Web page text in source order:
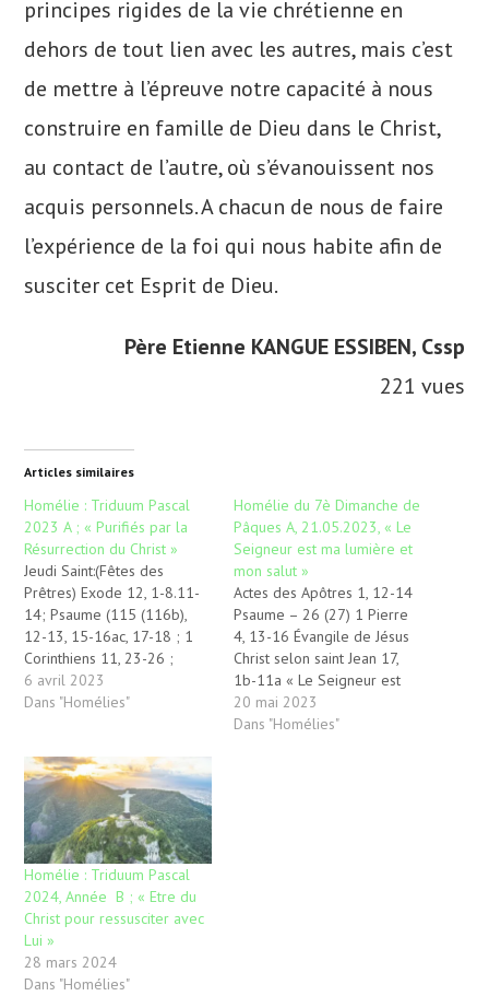
principes rigides de la vie chrétienne en
dehors de tout lien avec les autres, mais c’est
de mettre à l’épreuve notre capacité à nous
construire en famille de Dieu dans le Christ,
au contact de l’autre, où s’évanouissent nos
acquis personnels. A chacun de nous de faire
l’expérience de la foi qui nous habite afin de
susciter cet Esprit de Dieu.
Père Etienne KANGUE ESSIBEN, Cssp
221 vues
Articles similaires
Homélie : Triduum Pascal
2023 A ; « Purifiés par la
Résurrection du Christ »
Jeudi Saint:(Fêtes des
Prêtres) Exode 12, 1-8.11-
14; Psaume (115 (116b),
12-13, 15-16ac, 17-18 ; 1
Corinthiens 11, 23-26 ;
Evangile de Jésus-Christ
selon saint Jean 13, 1-15
2ab.6, 12, 13-14ad, 15-16,
17.25) Hébreux 4, 14-16 ; 5,
7-9 ; Passion de notre
Seigneur Jésus…
6 avril 2023
Dans "Homélies"
Homélie du 7è Dimanche de
Pâques A, 21.05.2023, « Le
Seigneur est ma lumière et
mon salut »
Actes des Apôtres 1, 12-14
Psaume – 26 (27) 1 Pierre
4, 13-16 Évangile de Jésus
Christ selon saint Jean 17,
1b-11a « Le Seigneur est
ma lumière et mon salut ;
de qui aurais-je crainte ? Le
20 mai 2023
Dans "Homélies"
Homélie : Triduum Pascal
2024, Année B ; « Etre du
Christ pour ressusciter avec
Lui »
28 mars 2024
Dans "Homélies"